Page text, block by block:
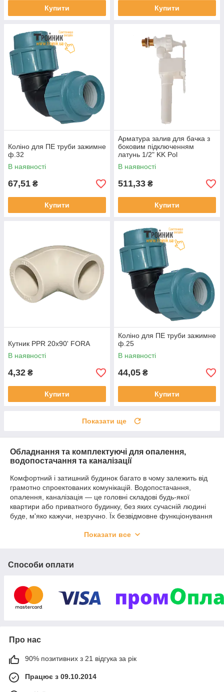
Купити Купити
Коліно для ПЕ труби зажимне
ф.32
В наявності
67,51 ₴
Купити
Арматура залив для бачка з
боковим підключенням
латунь 1/2" KK Pol
В наявності
511,33 ₴
Купити
Кутник PPR 20х90' FORA
В наявності
4,32 ₴
Купити
Коліно для ПЕ труби зажимне
ф.25
В наявності
44,05 ₴
Купити
Показати ще
Обладнання та комплектуючі для опалення,
водопостачання та каналізації
Комфортний і затишний будинок багато в чому залежить від
грамотно спроектованих комунікацій. Водопостачання,
опалення, каналізація — це головні складові будь-якої
квартири або приватного будинку, без яких сучасній людині
буде, м'яко кажучи, незручно. Їх безвідмовне функціонування
придбати в нашому інтернет-магазині.
опалення та водопостачання, комплектуючими для
які залишилися задоволені якістю товарів і роботи. На даний
момент, ми приймаємо більше 600 замовлень в місяць,
третина з яких постійні клієнти та нові, які прийшли за
Комплектуючі для водопостачання і
каналізації
Каталог нашого інтернет-магазину включає продукцію від
Показати все
Способи оплати
Про нас
90% позитивних з 21 відгука за рік
Працює з 09.10.2014